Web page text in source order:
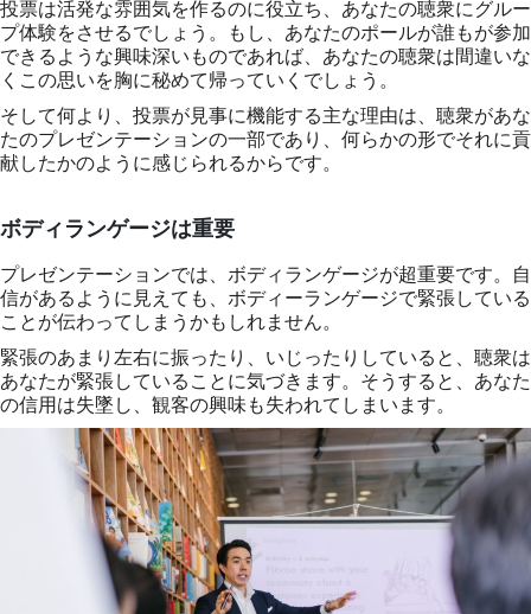
投票は活発な雰囲気を作るのに役立ち、あなたの聴衆にグルー
プ体験をさせるでしょう。もし、あなたのポールが誰もが参加
できるような興味深いものであれば、あなたの聴衆は間違いな
くこの思いを胸に秘めて帰っていくでしょう。
そして何より、投票が見事に機能する主な理由は、聴衆があな
たのプレゼンテーションの一部であり、何らかの形でそれに貢
献したかのように感じられるからです。
ボディランゲージは重要
プレゼンテーションでは、ボディランゲージが超重要です。自
信があるように見えても、ボディーランゲージで緊張している
ことが伝わってしまうかもしれません。
緊張のあまり左右に振ったり、いじったりしていると、聴衆は
あなたが緊張していることに気づきます。そうすると、あなた
の信用は失墜し、観客の興味も失われてしまいます。